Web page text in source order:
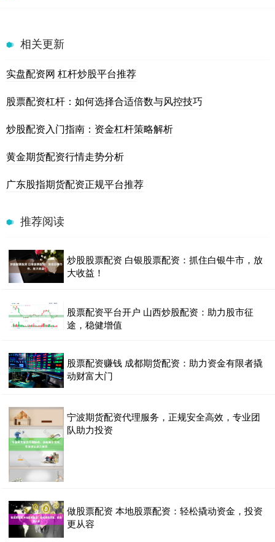
相关更新
实盘配资网 杠杆炒股平台推荐
股票配资杠杆：如何选择合适倍数与风控技巧
炒股配资入门指南：资金杠杆策略解析
黄金期货配资行情走势分析
广东股指期货配资正规平台推荐
推荐阅读
炒股股票配资 白银股票配资：抓住白银牛市，放
大收益！
股票配资平台开户 山西炒股配资：助力股市征
途，稳健增值
股票配资赚钱 成都期货配资：助力资金有限者撬
动财富大门
宁波期货配资代理服务，正规安全高效，专业团
队助力投资
做股票配资 本地股票配资：轻松撬动资金，投资
更从容